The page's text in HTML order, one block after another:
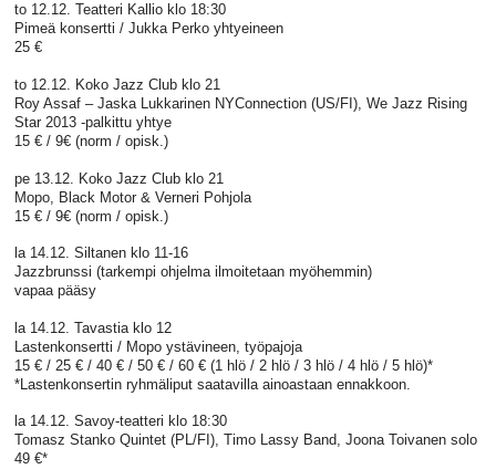
to 12.12. Teatteri Kallio klo 18:30
Pimeä konsertti / Jukka Perko yhtyeineen
25 €
to 12.12. Koko Jazz Club klo 21
Roy Assaf – Jaska Lukkarinen NYConnection (US/FI), We Jazz Rising
Star 2013 -palkittu yhtye
15 € / 9€ (norm / opisk.)
pe 13.12. Koko Jazz Club klo 21
Mopo, Black Motor & Verneri Pohjola
15 € / 9€ (norm / opisk.)
la 14.12. Siltanen klo 11-16
Jazzbrunssi (tarkempi ohjelma ilmoitetaan myöhemmin)
vapaa pääsy
la 14.12. Tavastia klo 12
Lastenkonsertti / Mopo ystävineen, työpajoja
15 € / 25 € / 40 € / 50 € / 60 € (1 hlö / 2 hlö / 3 hlö / 4 hlö / 5 hlö)*
*Lastenkonsertin ryhmäliput saatavilla ainoastaan ennakkoon.
la 14.12. Savoy-teatteri klo 18:30
Tomasz Stanko Quintet (PL/FI), Timo Lassy Band, Joona Toivanen solo
49 €*